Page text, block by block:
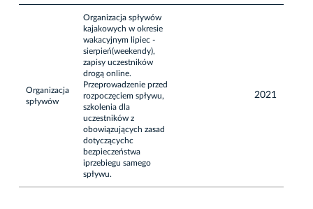
Organizacja
spływów
Organizacja spływów
kajakowych w okresie
wakacyjnym lipiec -
sierpień(weekendy),
zapisy uczestników
drogą online.
Przeprowadzenie przed
rozpoczęciem spływu,
szkolenia dla
uczestników z
obowiązujących zasad
dotyczącychc
bezpieczeństwa
iprzebiegu samego
spływu.
2021